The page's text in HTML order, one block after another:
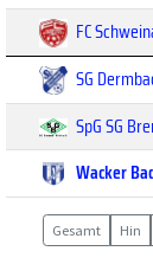
FC
SG
SpG SG
Wacker
Gesamt Hin